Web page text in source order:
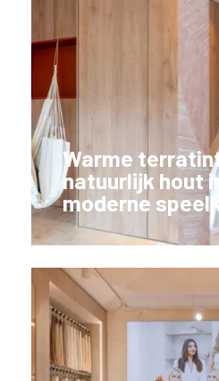
Warme
natuurlijk hout
moderne